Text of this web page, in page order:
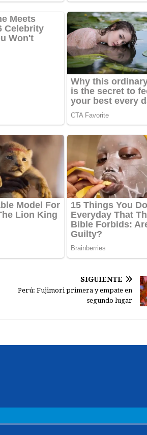
SIGUIENTE
Perú: Fujimori primera y empate en
segundo lugar